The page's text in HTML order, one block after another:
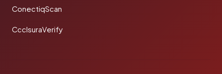
ConectiqScan
CcclsuraVerify